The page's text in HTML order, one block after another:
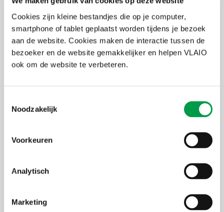
Cookies zijn kleine bestandjes die op je computer,
smartphone of tablet geplaatst worden tijdens je bezoek
aan de website. Cookies maken de interactie tussen de
bezoeker en de website gemakkelijker en helpen VLAIO
ook om de website te verbeteren.
Noodzakelijk
Voorkeuren
Analytisch
Marketing
Kostprijs € 1.881 excl. btw
Partner Agoria, Sirris, VITO, Vlerick Business School
Wat?
Interessante subsidies